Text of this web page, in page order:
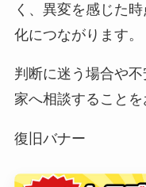
く、異変を感じた
化につながります。
判断に迷う場合や
家へ相談することを
復旧バナー